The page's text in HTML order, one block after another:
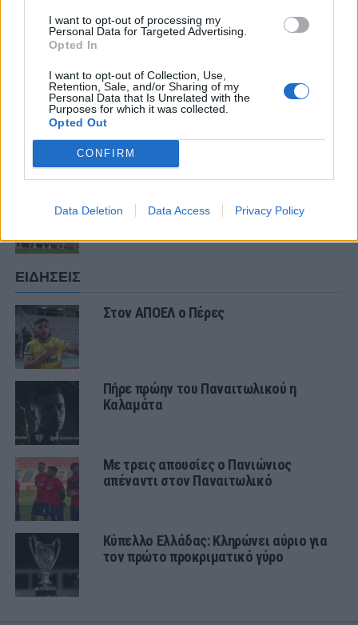
I want to opt-out of processing my
Personal Data for Targeted Advertising.
Opted In
I want to opt-out of Collection, Use,
Retention, Sale, and/or Sharing of my
Personal Data that Is Unrelated with the
Purposes for which it was collected.
Opted Out
CONFIRM
Data Deletion Data Access Privacy Policy
ΣΧΟΛΙΑΣΤΕ
ΤΕΛΕΥΤΑΙΑ ΝΕΑ
ΠΑΝΑΙΤΩΛΙΚΟΣ
Θλίψη για τον θάνατο του παλαίμαχου
του Παναιτωλικού, Κώστα
Καμποσιώρα
Ήττα στο φινάλε στη Λιβαδειά
ΕΙΔΗΣΕΙΣ
Στον ΑΠΟΕΛ ο Πέρες
Πήρε πρώην του Παναιτωλικού η
Καλαμάτα
Με τρεις απουσίες ο Πανιώνιος
απέναντι στον Παναιτωλικό
Κύπελλο Ελλάδας: Κληρώνει αύριο για
τον πρώτο προκριματικό γύρο